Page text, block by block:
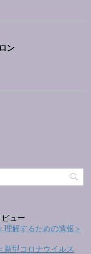
ン
ビュー
解するための情報＞
型コロナウイルス